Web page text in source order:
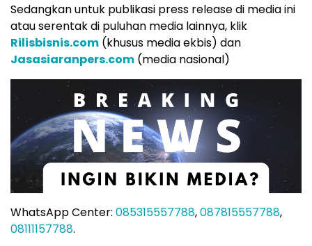
Sedangkan untuk publikasi press release di media ini
atau serentak di puluhan media lainnya, klik
Rilisbisnis.com (khusus media ekbis) dan
Jasasiaranpers.com (media nasional)
WhatsApp Center: 085315557788,087815557788,
08111157788.